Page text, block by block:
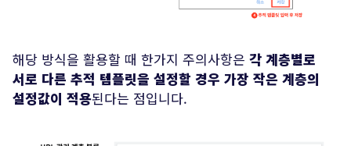
해당 방식을 활용할 때 한가지 주의사항은 각 계층별로
서로 다른 추적 템플릿을 설정할 경우 가장 작은 계층의
설정값이 적용된다는 점입니다.